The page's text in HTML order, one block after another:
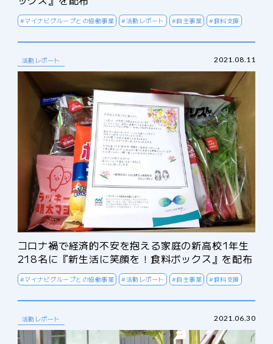
#マイナビグループとの協働事業 #活動レポート #自主事業 #食料支援
活動レポート 2021.08.11
コロナ禍で経済的不安を抱える家庭の新高校1年生
218名に『新生活に笑顔を！食料ボックス』を配布
#マイナビグループとの協働事業 #活動レポート #自主事業 #食料支援
活動レポート 2021.06.30